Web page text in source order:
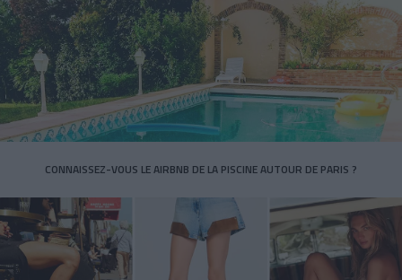
CONNAISSEZ-VOUS LE AIRBNB DE LA PISCINE AUTOUR DE PARIS ?